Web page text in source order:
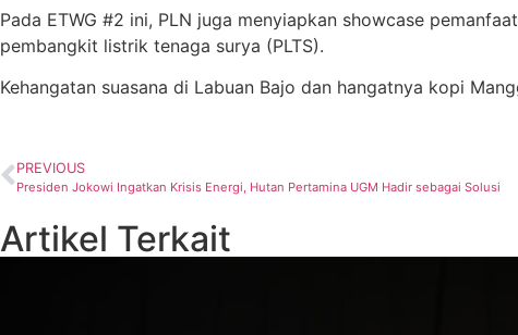
Pada ETWG #2 ini, PLN juga menyiapkan showcase
pembangkit listrik tenaga surya (PLTS).
Kehangatan suasana di Labuan Bajo dan hangatnya kopi
PREVIOUS
Presiden Jokowi Ingatkan Krisis Energi, Hutan Pertamina UGM Hadir sebagai Solusi
Artikel Terkait